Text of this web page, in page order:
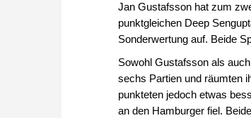
Jan Gustafsson hat zum
punktgleichen Deep
Sonderwertung auf. Beide
Sowohl Gustafsson als
sechs Partien und räumten
punkteten jedoch etwas
an den Hamburger fiel.